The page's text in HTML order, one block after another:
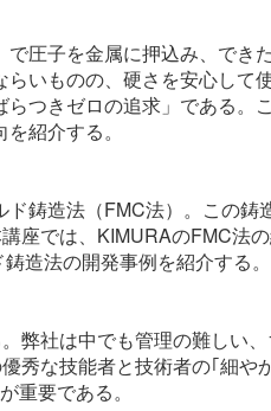
圧子を金属に押込み、でき
いものの、硬さを安心して
つきゼロの追求」である。こ
紹介する。
鋳造法（FMC法）。この鋳造
座では、KIMURAのFMC法
造法の開発事例を紹介する。
弊社は中でも管理の難しい
秀な技能者と技術者の｢細や
重要である。